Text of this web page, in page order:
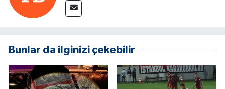
Bunlar da ilginizi çekebilir